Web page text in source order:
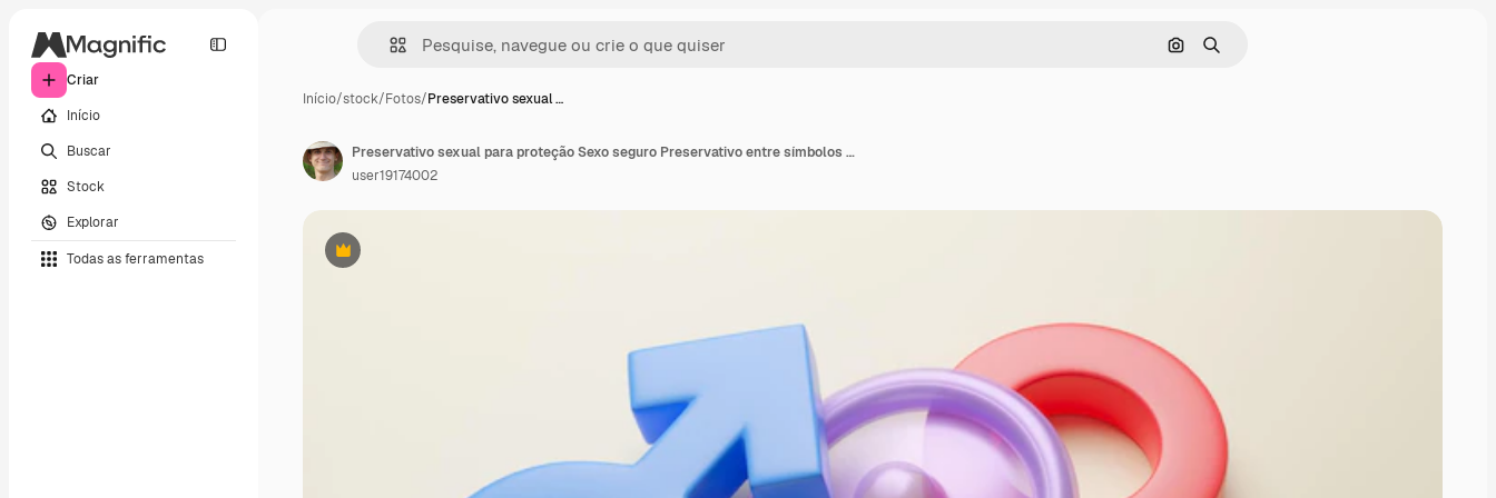
Criar
Início
Buscar
Stock
Explorar
Todas as ferramentas
Pesquisar por imagem
Buscar
Início/stock/Fotos/Preservativo sexual …
Premium
Preservativo sexual para proteção Sexo seguro Preservativo entre símbolos de gênero de homem e mulher renderização 3d
user19174002